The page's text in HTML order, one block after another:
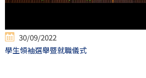
30/09/2022
學生領袖選舉暨就職儀式